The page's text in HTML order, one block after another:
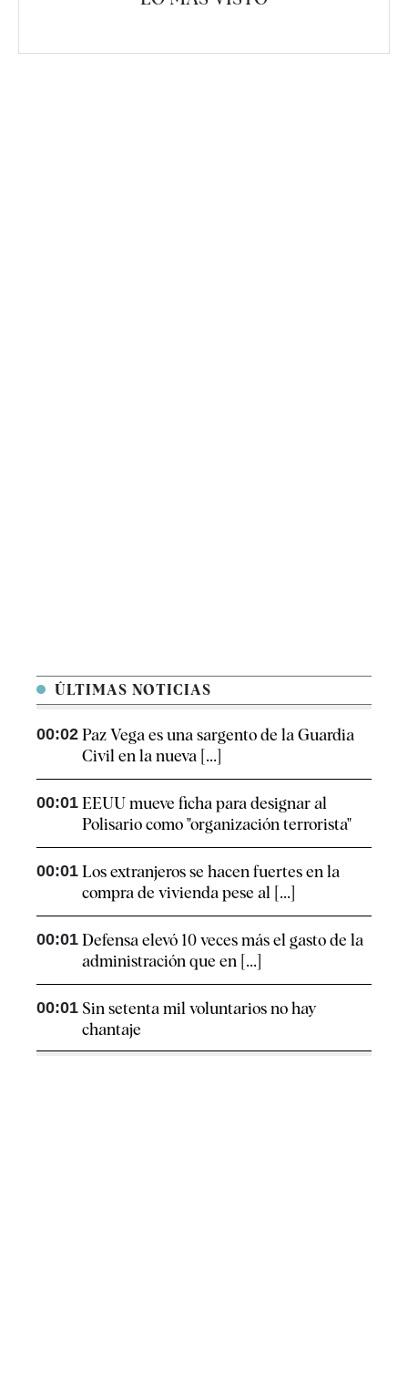
ÚLTIMAS NOTICIAS
00:02 Paz Vega es una sargento de la Guardia
Civil en la nueva [...]
00:01 EEUU mueve ficha para designar al
Polisario como "organización terrorista"
00:01 Los extranjeros se hacen fuertes en la
compra de vivienda pese al [...]
00:01 Defensa elevó 10 veces más el gasto de la
administración que en [...]
00:01 Sin setenta mil voluntarios no hay
chantaje